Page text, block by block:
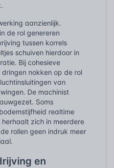
aanzienlijk.
de rol genereren
tussen korrels
schuiven hierdoor in
Bij cohesieve
nokken op de rol
van
De machinist
Soms
realtime
zich in meerdere
rollen geen indruk meer
en